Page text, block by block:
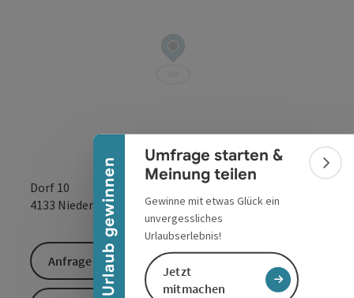
Urlaub gewinnen
Banner einklappen
Umfrage starten &
Meinung teilen
Gewinne mit etwas Glück ein
unvergessliches
Urlaubserlebnis!
Jetzt
mitmachen
Dorf 10
4133 Niederkappel in Google
Anfrage senden